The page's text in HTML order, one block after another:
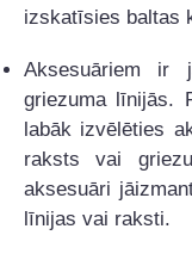
izskatīsies baltas
Aksesuāriem ir
griezuma līnijās.
labāk izvēlēties
raksts vai
aksesuāri
līnijas vai raksti.